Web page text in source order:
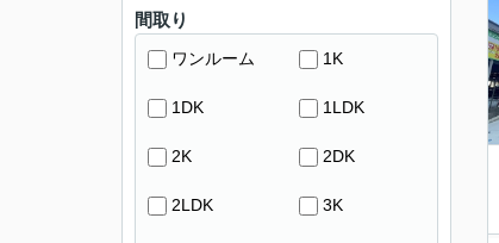
間取り
ワンルーム 1K
1DK 1LDK
2K 2DK
2LDK 3K